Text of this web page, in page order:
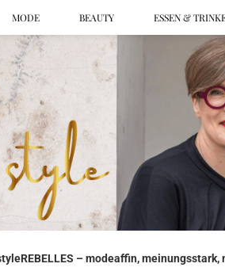
MODE BEAUTY ESSEN &
– modeaffin,